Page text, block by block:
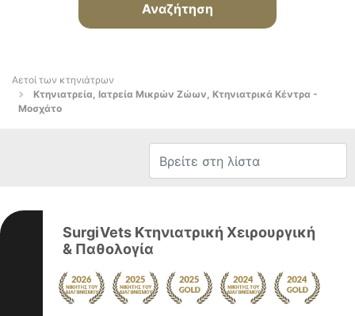
Αναζήτηση
Αετοί των κτηνιάτρων
Κτηνιατρεία, Ιατρεία Μικρών Ζώων, Κτηνιατρικά Κέντρα -
Μοσχάτο
SurgiVets Κτηνιατρική Χειρουργική
& Παθολογία